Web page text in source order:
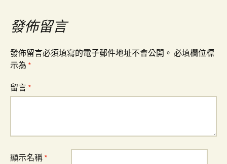
覽發佈留言
發佈留言必須填寫的電子郵件地址不會公開。 必填欄位標
示為 *
留言 *
顯示名稱 *